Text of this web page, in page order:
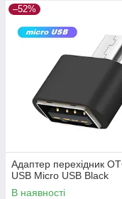
–52%
Адаптер перехідник
USB Micro USB Black
В наявності